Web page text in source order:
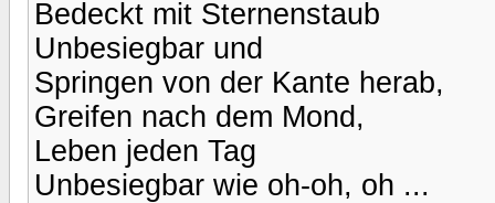
Bedeckt mit Sternenstaub
Unbesiegbar und
Springen von der Kante herab,
Greifen nach dem Mond,
Leben jeden Tag
Unbesiegbar wie oh-oh, oh ...